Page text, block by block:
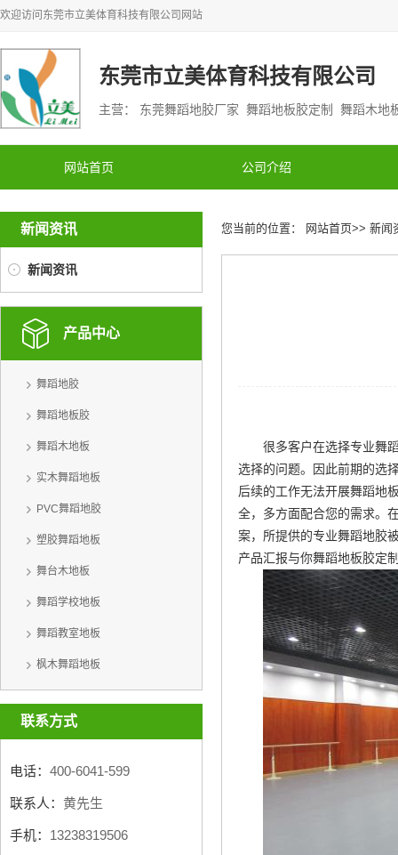
欢迎访问 东莞市立美体育科技有限公司 网站
东莞市立美体育科技有限公司
主营： 东莞舞蹈地胶厂家 舞蹈地板胶定制 舞蹈木
网站首页 公司介绍
新闻资讯
新闻资讯
产品中心
舞蹈地胶
舞蹈地板胶
舞蹈木地板
实木舞蹈地板
PVC舞蹈地胶
塑胶舞蹈地板
舞台木地板
舞蹈学校地板
舞蹈教室地板
枫木舞蹈地板
联系方式
电话： 400-6041-599
联系人： 黄先生
手机： 13238319506
您当前的位置： 网站首页>> 新闻
很多客户在选择专业舞
选择的问题。因此前期的选
后续的工作无法开展舞蹈地
全，多方面配合您的需求。
案，所提供的专业舞蹈地胶
产品汇报与你舞蹈地板胶定